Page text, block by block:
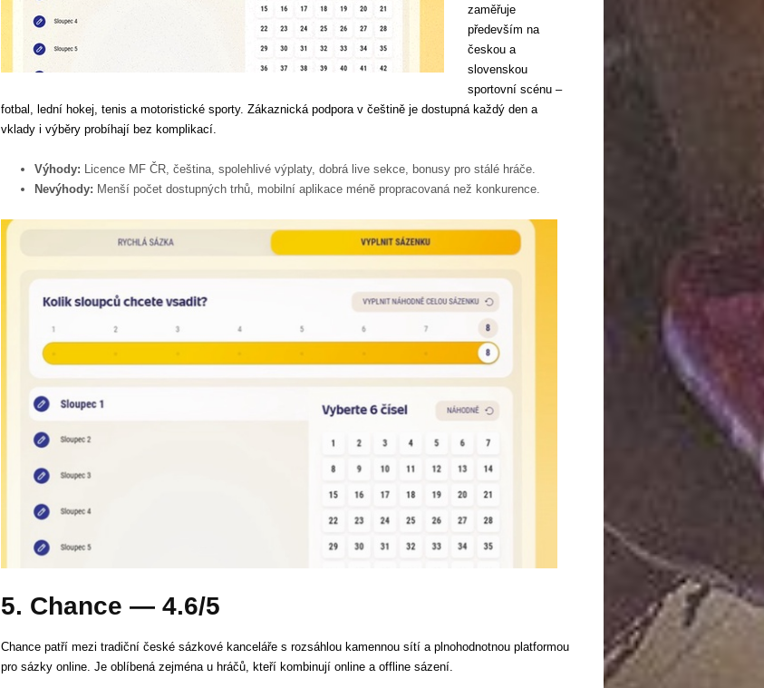
zaměřuje
především na
českou a
slovenskou
sportovní scénu –
fotbal, lední hokej, tenis a motoristické sporty. Zákaznická podpora v češtině je dostupná každý den a
vklady i výběry probíhají bez komplikací.
Výhody: Licence MF ČR, čeština, spolehlivé výplaty, dobrá live sekce, bonusy pro stálé hráče.
Nevýhody: Menší počet dostupných trhů, mobilní aplikace méně propracovaná než konkurence.
5. Chance — 4.6/5
Chance patří mezi tradiční české sázkové kanceláře s rozsáhlou kamennou sítí a plnohodnotnou platformou
pro sázky online. Je oblíbená zejména u hráčů, kteří kombinují online a offline sázení.